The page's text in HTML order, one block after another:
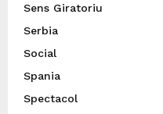
Sens Giratoriu
Serbia
Social
Spania
Spectacol